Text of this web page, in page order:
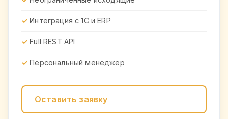
Интеграция с 1С и ERP
Full REST API
Персональный менеджер
Оставить заявку